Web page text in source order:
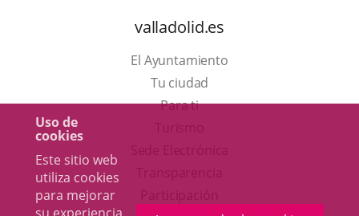
Uso de
cookies
Este sitio web
utiliza cookies
para mejorar
valladolid.es
El Ayuntamiento
Tu ciudad
Para ti